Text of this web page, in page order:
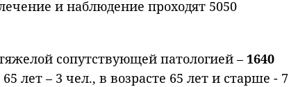
и наблюдение проходят 5050
сопутствующей патологией –1640
65 лет – 3 чел., в возрасте 65 лет и старше - 7